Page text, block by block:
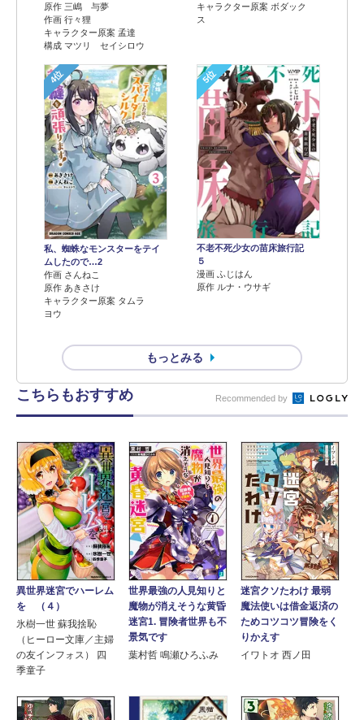
原作 三嶋 与夢
作画 行々狸
キャラクター原案 孟達
構成 マツリ セイシロウ
キャラクター原案 ボダック
ス
4位
私、蜘蛛なモンスターをテイ
ムしたので…2
作画 さんねこ
原作 あきさけ
キャラクター原案 タムラ
ヨウ
5位
不老不死少女の苗床旅行記
５
漫画 ふじはん
原作 ルナ・ウサギ
もっとみる
こちらもおすすめ Recommended by
異世界迷宮でハーレム
を （４）
氷樹一世 蘇我捨恥
（ヒーロー文庫／主婦
の友インフォス） 四
季童子
世界最強の人見知りと
魔物が消えそうな黄昏
迷宮1. 冒険者世界も不
景気です
葉村哲 鳴瀬ひろふみ
迷宮クソたわけ 最弱
魔法使いは借金返済の
ためコツコツ冒険をく
りかえす
イワトオ 西ノ田